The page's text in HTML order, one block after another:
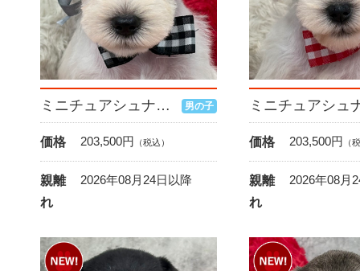
ミニチュアシュナウザー 男の子
価格 203,500円 （税込）
親離
れ
2026年08月24日以降
価格 203,500円 （
親離
れ
2026年08月